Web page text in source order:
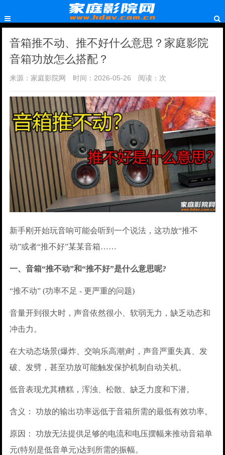
音箱推不动、推不好什么意思？家庭影院
音箱功放怎么搭配？
来源：家庭影院网 时间：2026-05-26 阅读： 次
新手刚开始玩音响可能会听到一个说法，这功放“推不
动”或者“推不好”某某音箱……
一、音箱“推不动”和“推不好”是什么意思呢?
“推不动” (功率不足 - 更严重的问题)
音量开到很大时，声音依然很小、软弱无力，缺乏动态和
冲击力。
在大动态场景(爆炸、交响乐高潮)时，声音严重失真、发
破、发劈，甚至功放可能触发保护机制自动关机。
低音表现尤其糟糕，浑浊、松散、缺乏力度和下潜。
含义： 功放的输出功率远低于音箱所需的最低有效功率。
原因： 功放无法提供足够的电流和电压摆幅来推动音箱单
元(特别是低音单元)达到所需的振幅。